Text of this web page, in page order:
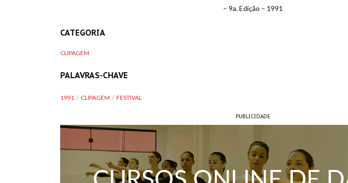
– 9a. Edição – 1991
CATEGORIA
CLIPAGEM
PALAVRAS-CHAVE
1991 CLIPAGEM FESTIVAL
PUBLICIDADE